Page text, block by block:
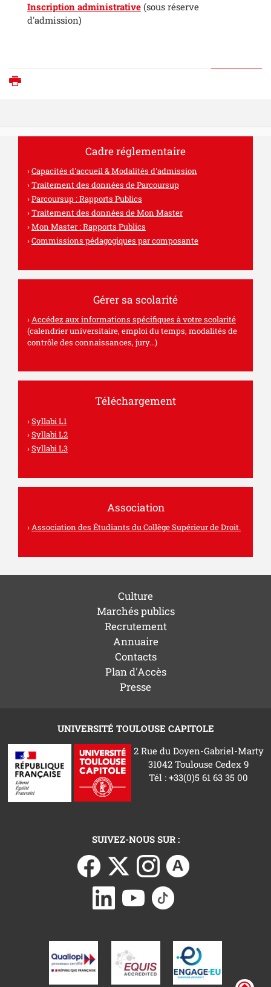
Inscription administrative (sous réserve
d'admission)
Cadre réglementaire
Capacités d'accueil & Modalités d'admission
Traitement des données de Parcoursup
Parcoursup : Rapports Publics
Traitement des données de Mon Master
Mon Master : Rapports Publics
Commissions pédagogiques par composante
Gérer sa scolarité
Accédez aux informations spécifiques à votre scolarité
(calendrier universitaire, emploi du temps, modalités de
contrôle des connaissances, jury...)
Téléchargement
Syllabi L1
Syllabi L2
Syllabi L3
Association
Association des Étudiants du Collège Supérieur de Droit.
Culture
Marchés publics
Recrutement
Annuaire
Contacts
Plan d'Accès
Presse
UNIVERSITÉ TOULOUSE CAPITOLE
2 Rue du Doyen-Gabriel-Marty
31042 Toulouse Cedex 9
Tél : +33(0)5 61 63 35 00
SUIVEZ-NOUS SUR :